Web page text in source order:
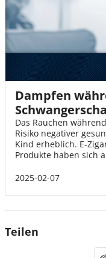
Dampfen
Das Rauchen
Risiko negativer
Kind erheblich. E-
Produkte haben sich
Untersuchungen
regelmäßige
Nikotinpflastern
2025-02-07
Teilen